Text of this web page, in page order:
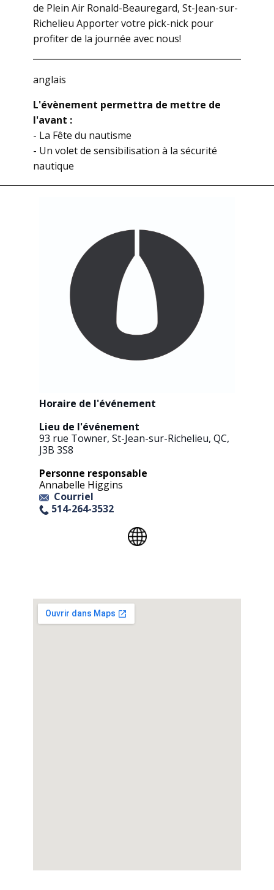
de Plein Air Ronald-Beauregard, St-Jean-sur-
Richelieu Apporter votre pick-nick pour
profiter de la journée avec nous!
anglais
L'évènement permettra de mettre de
l'avant :
- La Fête du nautisme
- Un volet de sensibilisation à la sécurité
nautique
Horaire de l'événement​
Lieu de l'événement​
93 rue Towner, St-Jean-sur-Richelieu, QC,
J3B 3S8
Personne responsable
Annabelle Higgins
Courriel
514-264-3532